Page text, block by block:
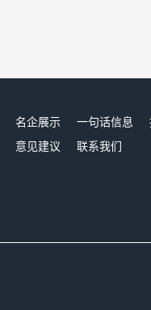
名企展示 一句话信息
意见建议 联系我们